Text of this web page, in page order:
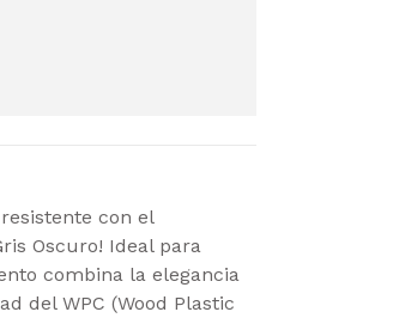
con el
Oscuro! Ideal para
combina la elegancia
del WPC (Wood Plastic